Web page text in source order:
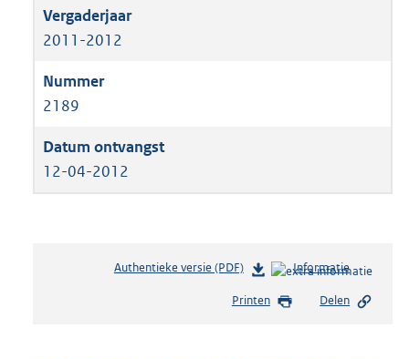
2011-2012
2189
12-04-2012
Authentieke versie (PDF)b
s
Informatie
Printen Delen